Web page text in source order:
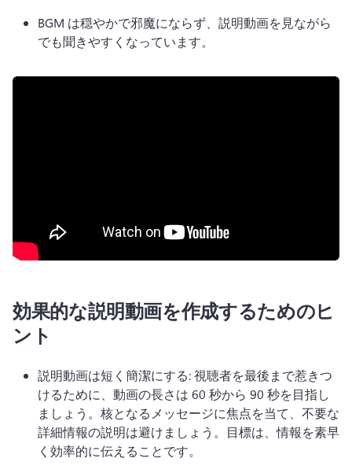
BGM は穏やかで邪魔にならず、説明動画を見ながら
でも聞きやすくなっています。
効果的な説明動画を作成するためのヒ
ント
説明動画は短く簡潔にする: 視聴者を最後まで惹きつ
けるために、動画の長さは 60 秒から 90 秒を目指し
ましょう。 核となるメッセージに焦点を当て、不要な
詳細情報の説明は避けましょう。 目標は、情報を素早
く効率的に伝えることです。